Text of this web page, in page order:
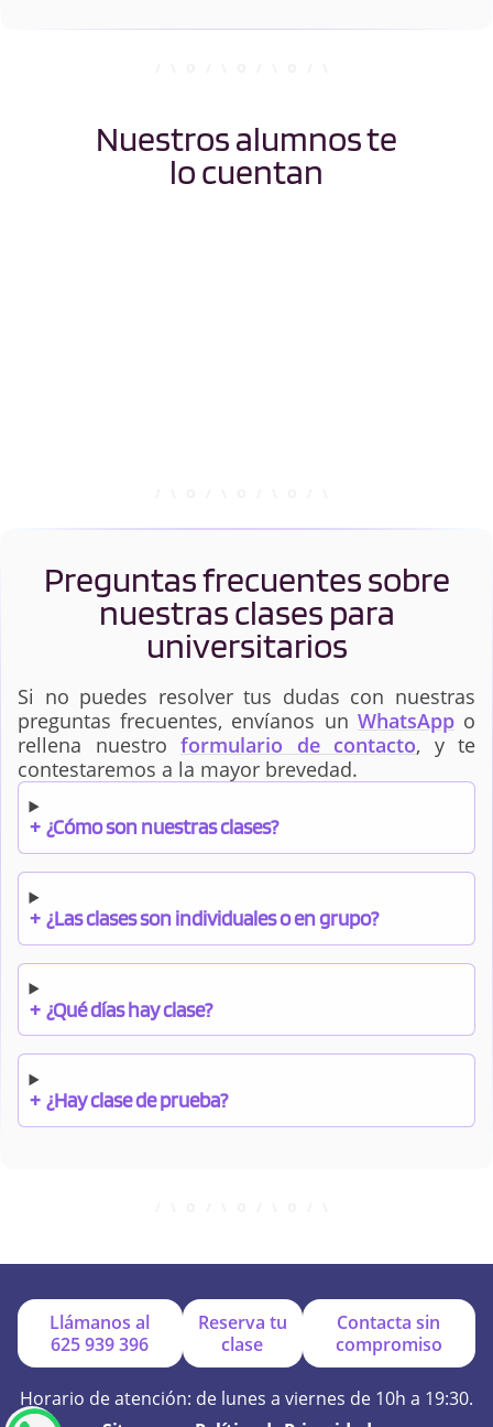
Nuestros alumnos te
lo cuentan
Preguntas frecuentes sobre
nuestras clases para
universitarios
Si no puedes resolver tus dudas con nuestras
preguntas frecuentes, envíanos un WhatsAppo
rellena nuestro formulario de contacto, y te
contestaremos a la mayor brevedad.
+ ¿Cómo son nuestras clases?
+ ¿Las clases son individuales o en grupo?
+ ¿Qué días hay clase?
+ ¿Hay clase de prueba?
+ ¿Por qué online?
Llámanos al
625 939 396
Reserva tu
clase
Contacta sin
compromiso
Horario de atención: de lunes a viernes de 10h a 19:30.